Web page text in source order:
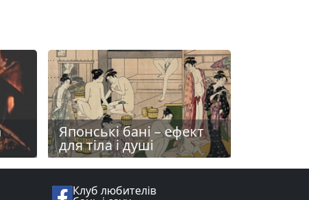
Японські бані – ефект
для тіла і душі
Клуб любителів